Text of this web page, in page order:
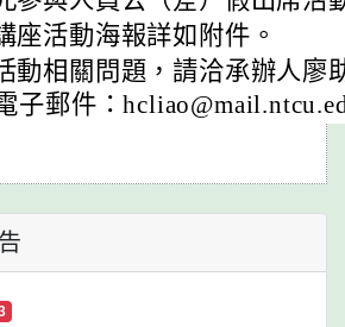
座活動海報詳如附件。
動相關問題，請洽承辦人廖
子郵件：